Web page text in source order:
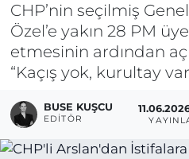
CHP’nin seçilmiş
Özel’e yakın 28 PM
etmesinin ardından
“Kaçış yok, kurultay
BUSE KUŞCU
EDITÖR